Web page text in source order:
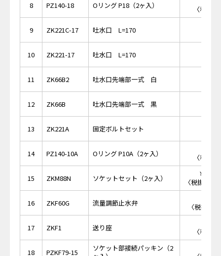
8 PZ140-18 Oリング P18（2ヶ入）
〈税抜
9 ZK221C-17 吐水口 L=170
10 ZK221-17 吐水口 L=170
11 ZK66B2 吐水口先端部一式 白
12 ZK66B 吐水口先端部一式 黒
13 ZK221A 固定ボルトセット
14 PZ140-10A Oリング P10A（2ヶ入）
〈税抜
15 ZKM88N ソケットセット（2ヶ入）
￥
〈税抜価格
16 ZKF60G 流量調節止水弁
〈税抜価
17 ZKF1 送り座
〈税抜
18 PZKF79-15
ソケット部接続パッキン（2